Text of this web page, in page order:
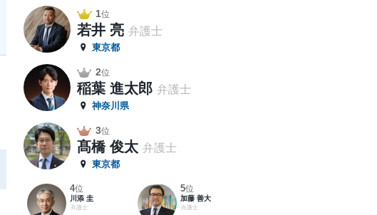
1位
若井 亮 弁護士
東京都
2位
稲葉 進太郎 弁護士
神奈川県
3位
髙橋 俊太 弁護士
東京都
4位
川添 圭
弁護士
5位
加藤 善大
弁護士